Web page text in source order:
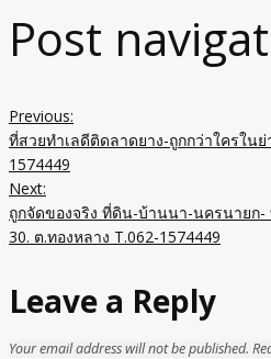
Post
Previous:
ที่สวยทำเลดีติดลาดยาง-ถูกกว่าใครใน
1574449
Next:
ถูกจัดของจริง ที่ดิน-บ้านนา-นครนายก-
30. ต.ทองหลาง T.062-1574449
Leave a Reply
Your email address will not be published.